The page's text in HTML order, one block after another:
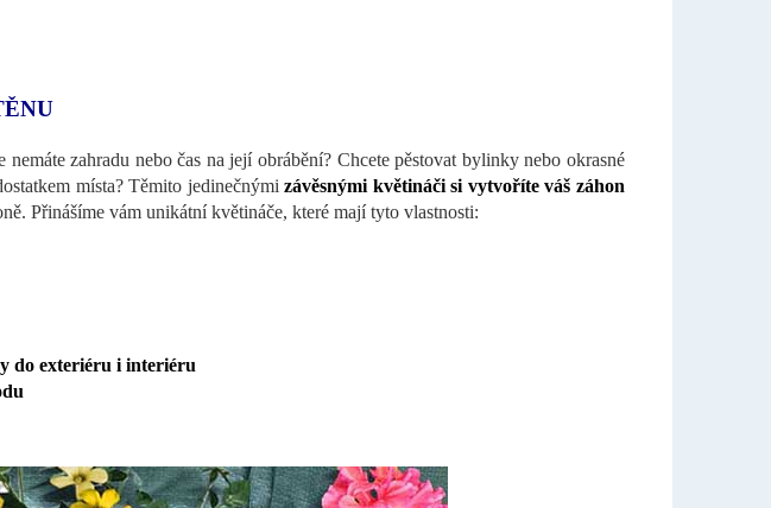
zahradu nebo čas na její obrábění? Chcete pěstovat bylinky nebo okrasné
místa? Těmito jedinečnýmizávěsnými květináči si vytvoříte váš záhon
Přinášíme vám unikátní květináče, které mají tyto vlastnosti:
do exteriéru i interiéru